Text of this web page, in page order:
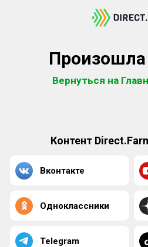
Вернуться на
Контент
Вконтакте
Одноклассники
Telegram